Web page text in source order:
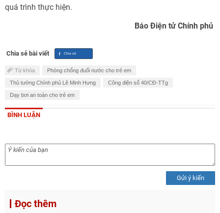
quá trình thực hiện.
Báo Điện tử Chính phủ
Chia sẻ bài viết
Từ khóa Phòng chống đuối nước cho trẻ em
Thủ tướng Chính phủ Lê Minh Hưng Công điện số 40/CĐ-TTg
Dạy bơi an toàn cho trẻ em
BÌNH LUẬN
Gửi ý kiến
Đọc thêm